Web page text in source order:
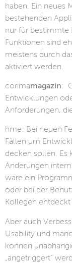
haben. Ein neues
bestehenden
nur für bestimmte
Funktionen sind
meistens durch
aktiviert werden.
corimamagazin:
Entwicklungen
Anforderungen,
hme: Bei neuen
Fällen um
decken sollen. Es
Änderungen intern
wäre ein
oder bei der
Kollegen entdeckt
Aber auch
Usability und
können
„angetriggert“